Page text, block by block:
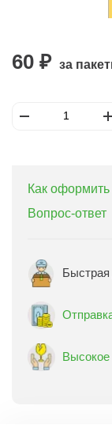
60 ₽ за
Как оформить
Вопрос-ответ
Быстрая
Высокое